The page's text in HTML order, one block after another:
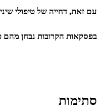
עם זאת, דחייה של טיפולי
בפסקאות הקרובות נבחן מהם
סתימות